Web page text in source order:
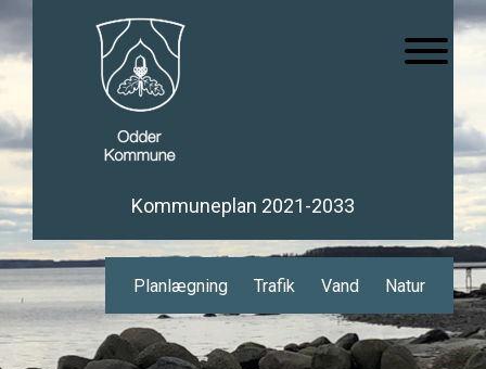
Kommuneplan 2021-2033
Planlægning Trafik Vand Natur